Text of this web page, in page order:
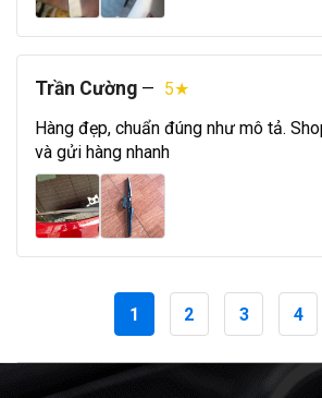
Trần Cường — 5★
Hàng đẹp, chuẩn đúng như mô tả.
và gửi hàng nhanh
1 2 3 4